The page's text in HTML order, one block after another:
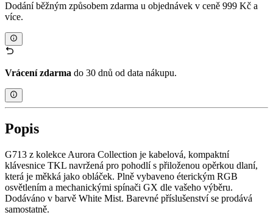
Dodání běžným způsobem zdarma u objednávek v ceně 999 Kč a
více.
Vrácení zdarma do 30 dnů od data nákupu.
Popis
G713 z kolekce Aurora Collection je kabelová, kompaktní
klávesnice TKL navržená pro pohodlí s přiloženou opěrkou dlaní,
která je měkká jako obláček. Plně vybaveno éterickým RGB
osvětlením a mechanickými spínači GX dle vašeho výběru.
Dodáváno v barvě White Mist. Barevné příslušenství se prodává
samostatně.